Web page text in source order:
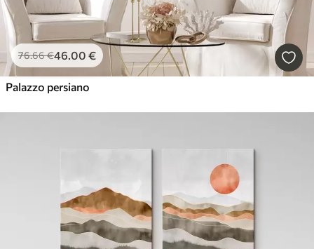
76.66€46.00 €
Palazzo persiano